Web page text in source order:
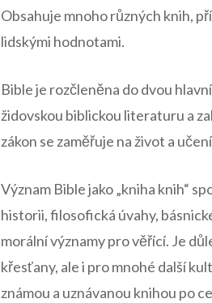
Obsahuje mnoho různých knih,
lidskými hodnotami.
Bible je rozčleněna do dvou
židovskou biblickou literaturu a
zákon se zaměřuje na život a
Význam Bible jako „kniha knih“
historii, filosofická úvahy,
morální významy pro věřící. Je
křesťany, ale i pro mnohé další
známou a uznávanou knihou po